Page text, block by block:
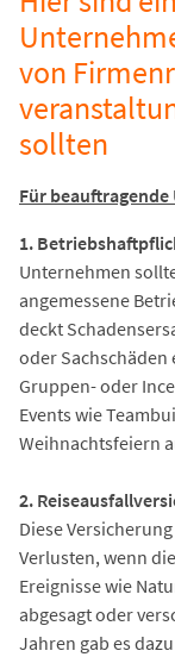
von
sollten
Für
1.
Unternehmen
angemessene
deckt
oder
Gruppen- oder
Events wie
Weihnachtsfeiern
2.
Diese
Verlusten, wenn
Ereignisse wie
abgesagt oder
Jahren gab es